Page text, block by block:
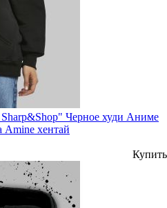
Черное худи Аниме
Amine хентай
Купить